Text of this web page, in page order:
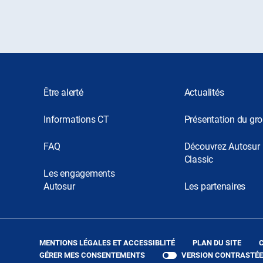
Être alerté
Informations CT
FAQ
Les engagements
Autosur
Actualités
Présentation du
Découvrez Autosur
Classic
Les partenaires
MENTIONS LÉGALES ET ACCESSIBLITÉ(OUVRE
DANS
PLAN DU SITE
GÉRER MES CONSENTEMENTS VERSION